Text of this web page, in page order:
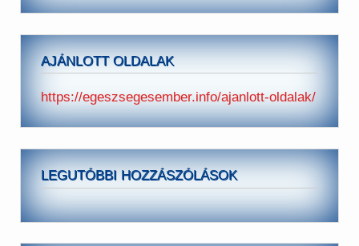
AJÁNLOTT OLDALAK
https://egeszsegesember.info/ajanlott-oldalak/
LEGUTÓBBI HOZZÁSZÓLÁSOK